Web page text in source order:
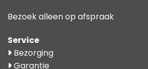
Bezoek alleen op afspraak
Service
Bezorging
Garantie